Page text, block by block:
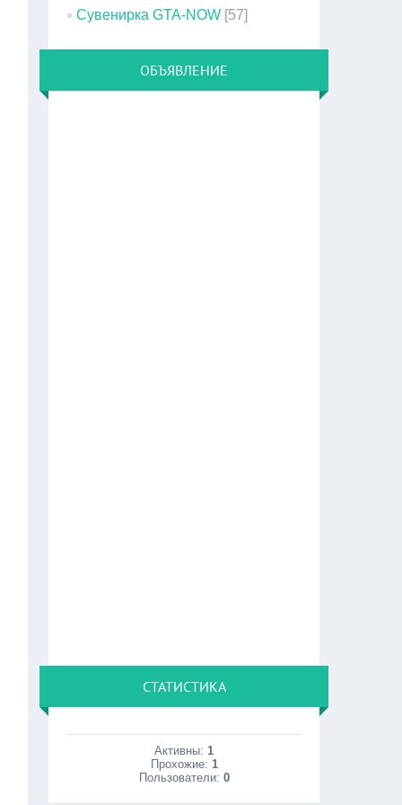
Сувенирка GTA-NOW [57]
ОБЪЯВЛЕНИЕ
СТАТИСТИКА
Активны:1
Прохожие: 1
Пользователи: 0